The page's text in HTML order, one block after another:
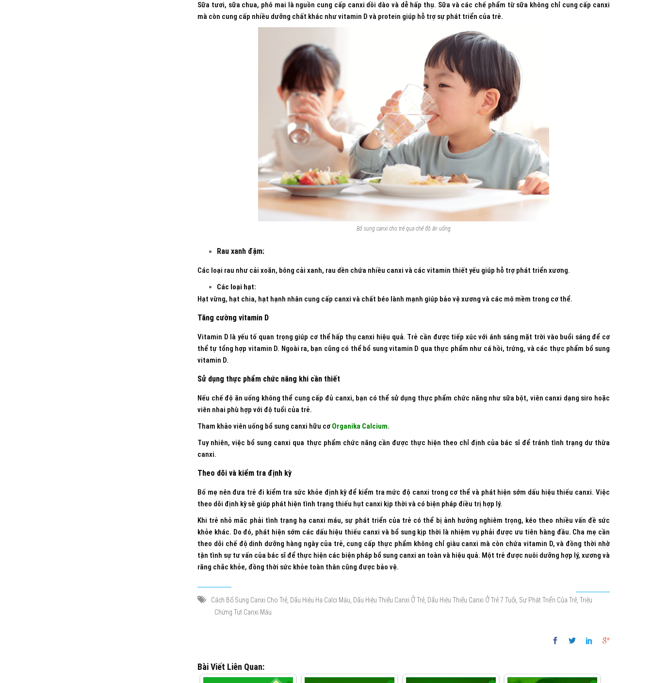
Sữa tươi, sữa chua, phô mai là nguồn cung cấp canxi dồi dào và dễ hấp thụ. Sữa và các chế phẩm từ sữa không chỉ cung cấp canxi
mà còn cung cấp nhiều dưỡng chất khác như vitamin D và protein giúp hỗ trợ sự phát triển của trẻ.
Bổ sung canxi cho trẻ qua chế độ ăn uống
Rau xanh đậm:
Các loại rau như cải xoăn, bông cải xanh, rau dền chứa nhiều canxi và các vitamin thiết yếu giúp hỗ trợ phát triển xương.
Các loại hạt:
Hạt vừng, hạt chia, hạt hạnh nhân cung cấp canxi và chất béo lành mạnh giúp bảo vệ xương và các mô mềm trong cơ thể.
Tăng cường vitamin D
Vitamin D là yếu tố quan trọng giúp cơ thể hấp thụ canxi hiệu quả. Trẻ cần được tiếp xúc với ánh sáng mặt trời vào buổi sáng để cơ
thể tự tổng hợp vitamin D. Ngoài ra, bạn cũng có thể bổ sung vitamin D qua thực phẩm như cá hồi, trứng, và các thực phẩm bổ sung
vitamin D.
Sử dụng thực phẩm chức năng khi cần thiết
Nếu chế độ ăn uống không thể cung cấp đủ canxi, bạn có thể sử dụng thực phẩm chức năng như sữa bột, viên canxi dạng siro hoặc
viên nhai phù hợp với độ tuổi của trẻ.
Tham khảo viên uống bổ sung canxi hữu cơ Organika Calcium.
Tuy nhiên, việc bổ sung canxi qua thực phẩm chức năng cần được thực hiện theo chỉ định của bác sĩ để tránh tình trạng dư thừa
canxi.
Theo dõi và kiểm tra định kỳ
Bố mẹ nên đưa trẻ đi kiểm tra sức khỏe định kỳ để kiểm tra mức độ canxi trong cơ thể và phát hiện sớm dấu hiệu thiếu canxi. Việc
theo dõi định kỳ sẽ giúp phát hiện tình trạng thiếu hụt canxi kịp thời và có biện pháp điều trị hợp lý.
Khi trẻ nhỏ mắc phải tình trạng hạ canxi máu, sự phát triển của trẻ có thể bị ảnh hưởng nghiêm trọng, kéo theo nhiều vấn đề sức
khỏe khác. Do đó, phát hiện sớm các dấu hiệu thiếu canxi và bổ sung kịp thời là nhiệm vụ phải được ưu tiên hàng đầu. Cha mẹ cần
theo dõi chế độ dinh dưỡng hàng ngày của trẻ, cung cấp thực phẩm không chỉ giàu canxi mà còn chứa vitamin D, và đồng thời nhờ
tận tình sự tư vấn của bác sĩ để thực hiện các biện pháp bổ sung canxi an toàn và hiệu quả. Một trẻ được nuôi dưỡng hợp lý, xương và
răng chắc khỏe, đồng thời sức khỏe toàn thân cũng được bảo vệ.
Cách Bổ Sung Canxi Cho Trẻ Dấu Hiệu Hạ Calci Máu Dấu Hiệu Thiếu Canxi Ở Trẻ Dấu Hiệu Thiếu Canxi Ở Trẻ 7 Tuổi Sự Phát Triển Của Trẻ Triệu
Chứng Tụt Canxi Máu
Bài Viết Liên Quan: